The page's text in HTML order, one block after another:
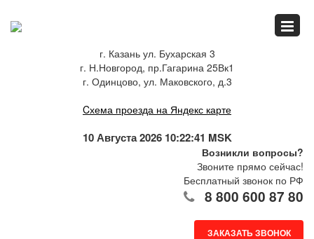
г. Казань ул. Бухарская 3
г. Н.Новгород, пр.Гагарина 25Вк1
г. Одинцово, ул. Маковского, д.3
Cхема проезда на Яндекс карте
10 Августа 2026 10:22:41 MSK
Возникли вопросы?
Звоните прямо сейчас!
Бесплатный звонок по РФ
8 800 600 87 80
ЗАКАЗАТЬ ЗВОНОК
Спец.предложения
Как купить